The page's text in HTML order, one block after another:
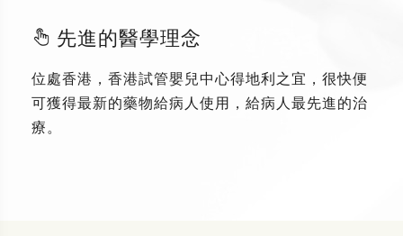
先進的醫學理念
位處香港，香港試管嬰兒中心得地利之宜，很快便
可獲得最新的藥物給病人使用，給病人最先進的治
療。